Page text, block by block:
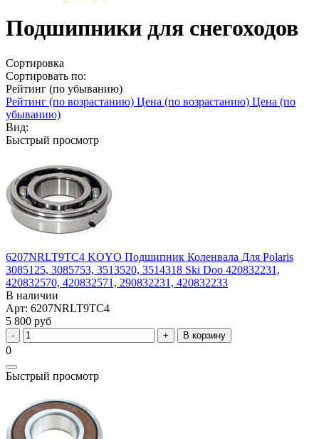
Подшипники для снегоходов
Сортировка
Сортировать по:
Рейтинг (по убыванию)
Рейтинг (по возрастанию) Цена (по возрастанию) Цена (по
убыванию)
Вид:
Быстрый просмотр
6207NRLT9TC4 KOYO Подшипник Коленвала Для Polaris
3085125, 3085753, 3513520, 3514318 Ski Doo 420832231,
420832570, 420832571, 290832231, 420832233
В наличии
Арт: 6207NRLT9TC4
5 800 руб
В корзину
0
Быстрый просмотр